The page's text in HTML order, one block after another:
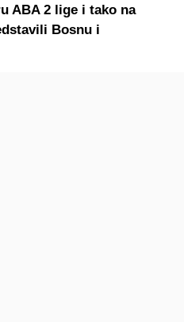
ABA 2 lige i tako na
Bosnu i